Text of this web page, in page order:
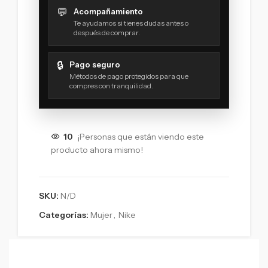
💬 Acompañamiento
Te ayudamos si tienes dudas antes o
después de comprar.
🔒 Pago seguro
Métodos de pago protegidos para que
compres con tranquilidad.
10 ¡Personas que están viendo este
producto ahora mismo!
SKU: N/D
Categorías: Mujer, Nike